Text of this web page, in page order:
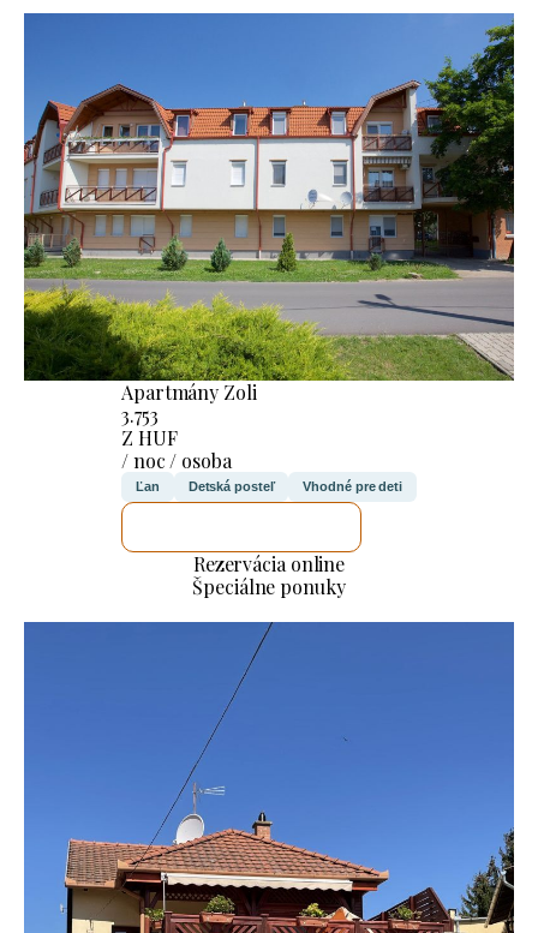
Apartmány Zoli
3.753
Z HUF
/ noc / osoba
Ľan Detská posteľ Vhodné pre deti
Rezervácia online
Špeciálne ponuky